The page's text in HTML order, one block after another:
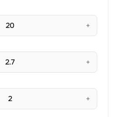
+
+
+